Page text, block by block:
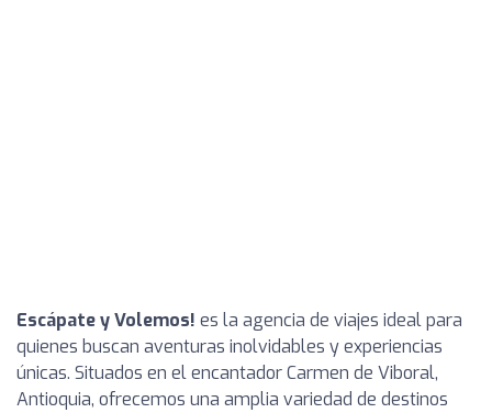
Escápate y Volemos! es la agencia de viajes ideal para
quienes buscan aventuras inolvidables y experiencias
únicas. Situados en el encantador Carmen de Viboral,
Antioquia, ofrecemos una amplia variedad de destinos